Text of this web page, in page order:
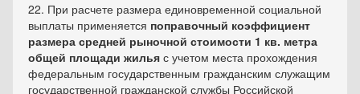
22. При расчете размера единовременной социальной
выплаты применяется поправочный коэффициент
размера средней рыночной стоимости 1 кв. метра
общей площади жилья с учетом места прохождения
федеральным государственным гражданским служащим
государственной гражданской службы Российской